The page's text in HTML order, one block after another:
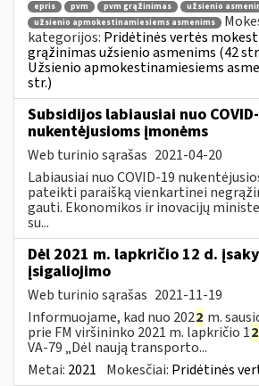
epris pvm pvm grąžinimas
užsienio
užsienio apmokestinamiesiems asmenims
kategorijos: Pridėtinės vertės
grąžinimas užsienio asmenims (42
Užsienio apmokestinamiesiems
str.)
Subsidijos labiausiai nuo
nukentėjusioms įmonėms
Web turinio sąrašas 2021-04-20
Labiausiai nuo COVID-19
pateikti paraišką vienkartinei
gauti. Ekonomikos ir inovacijų
su...
Dėl 2021 m. lapkričio 12 d.
įsigaliojimo
Web turinio sąrašas 2021-11-19
Informuojame, kad nuo 2022 m.
prie FM viršininko 2021 m. lapkričio 12
VA-79 „Dėl naują transporto...
Metai: 2021 Mokesčiai: Pridėtinės